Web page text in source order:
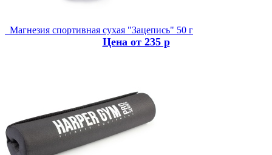
Магнезия спортивная сухая "Зацепись" 50 г
Цена от 235 р